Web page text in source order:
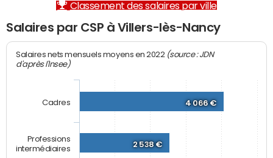
Classement des salaires par ville
Salaires par CSP à Villers-lès-Nancy
Salaires nets mensuels moyens en 2022 (source : JDN
d'après l'Insee)
4 066 €
2 538 €
Cadres
Professions
intermédiaires